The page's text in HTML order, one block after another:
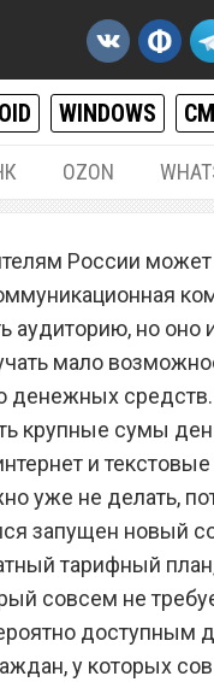
WINDOWS
OZON
России может
аудиторию, но оно
мало
денежных
крупные сумы
и
уже не делать,
запущен новый
тарифный
совсем не
доступным
у которых